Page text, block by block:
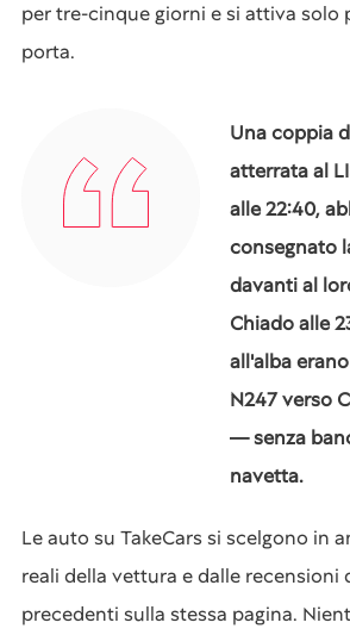
per tre-cinque giorni e si attiva solo
porta.
Una coppia
atterrata al
alle 22:40,
consegnato
davanti al
Chiado alle
all'alba
N247 verso
— senza
navetta.
Le auto su TakeCars si scelgono in
reali della vettura e dalle recensioni
precedenti sulla stessa pagina.